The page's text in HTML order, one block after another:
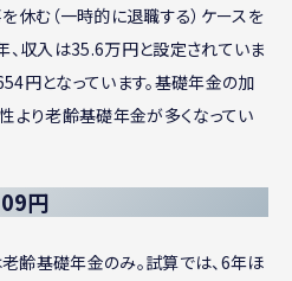
休む（一時的に退職する）ケースを
、収入は35.6万円と設定されていま
円となっています。基礎年金の加
より老齢基礎年金が多くなってい
円
齢基礎年金のみ。試算では、6年ほ